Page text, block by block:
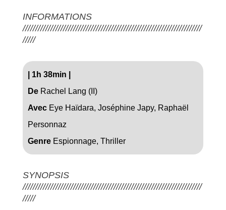
INFORMATIONS
///////////////////////////////////////////////////////////////////////
/////
1h 38min
DeRachel Lang (II)
AvecEye Haïdara, Joséphine Japy, Raphaël
Personnaz
GenreEspionnage, Thriller
SYNOPSIS
///////////////////////////////////////////////////////////////////////
/////